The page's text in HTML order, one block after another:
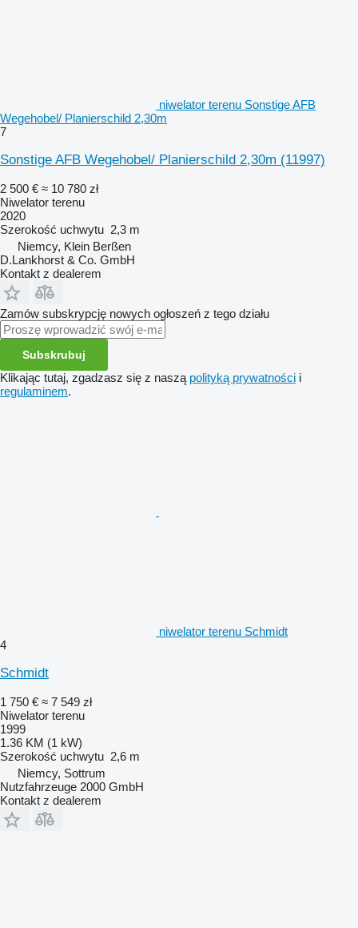
niwelator terenu Sonstige AFB
Wegehobel/ Planierschild 2,30m
7
Sonstige AFB Wegehobel/ Planierschild 2,30m (11997)
2 500 € ≈ 10 780 zł
Niwelator terenu
2020
Szerokość uchwytu 2,3 m
Niemcy, Klein Berßen
D.Lankhorst & Co. GmbH
Kontakt z dealerem
Zamów subskrypcję nowych ogłoszeń z tego działu
Subskrubuj
Klikając tutaj, zgadzasz się z naszą polityką prywatności i
regulaminem.
niwelator terenu Schmidt
4
Schmidt
1 750 € ≈ 7 549 zł
Niwelator terenu
1999
1.36 KM (1 kW)
Szerokość uchwytu 2,6 m
Niemcy, Sottrum
Nutzfahrzeuge 2000 GmbH
Kontakt z dealerem